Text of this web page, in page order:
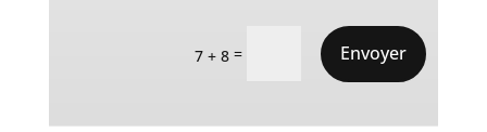
7 + 8 = Envoyer